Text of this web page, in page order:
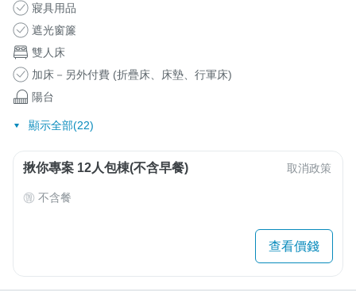
寢具用品
遮光窗簾
雙人床
加床－另外付費 (折疊床、床墊、行軍床)
陽台
顯示全部(22)
揪你專案 12人包棟(不含早餐) 取消政策
不含餐
查看價錢